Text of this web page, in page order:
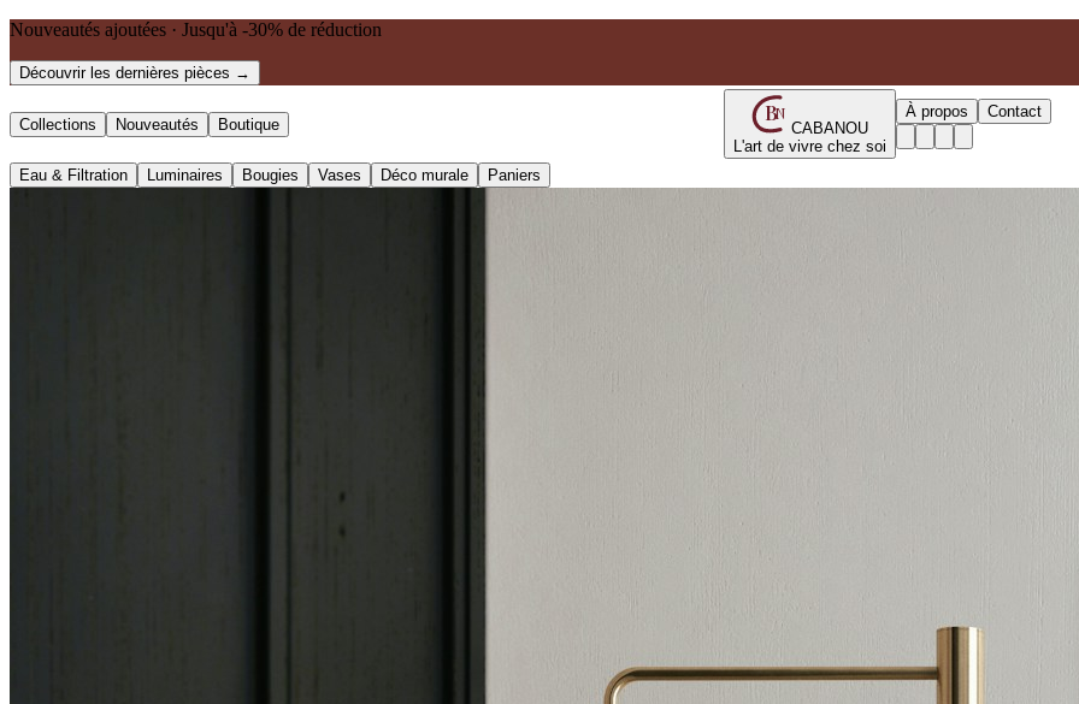
Nouveautés ajoutées · Jusqu'à -30% de réduction
Découvrir les dernières pièces →
Collections Nouveautés Boutique BN
CABANOU
L'art de vivre chez soi
À propos Contact
Eau & Filtration Luminaires Bougies Vases Déco murale Paniers